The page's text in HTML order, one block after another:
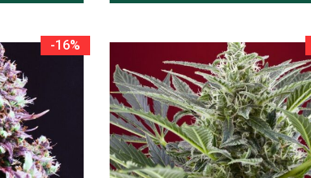
-16%